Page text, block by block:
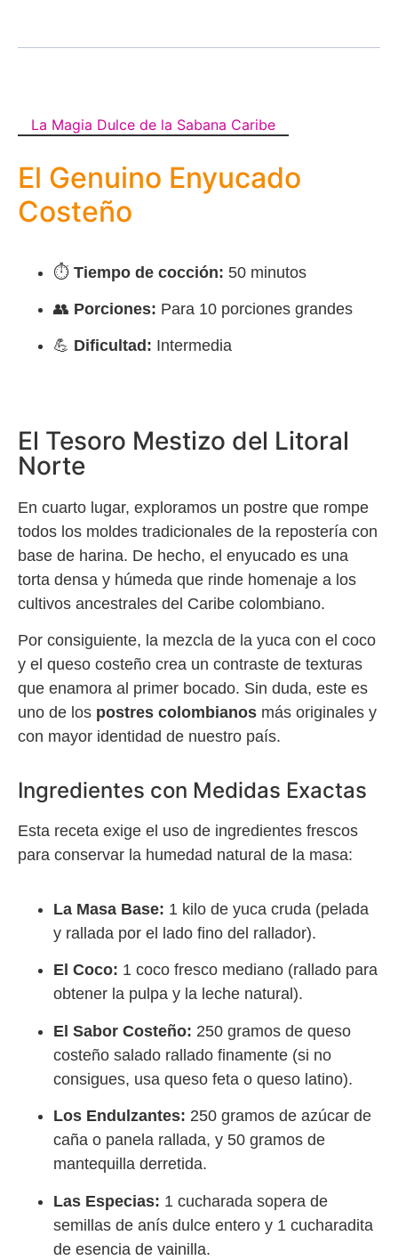
La Magia Dulce de la Sabana Caribe
El Genuino Enyucado
Costeño
⏱️ Tiempo de cocción: 50 minutos
👥 Porciones: Para 10 porciones grandes
💪 Dificultad: Intermedia
El Tesoro Mestizo del Litoral
Norte
En cuarto lugar, exploramos un postre que rompe
todos los moldes tradicionales de la repostería con
base de harina. De hecho, el enyucado es una
torta densa y húmeda que rinde homenaje a los
cultivos ancestrales del Caribe colombiano.
Por consiguiente, la mezcla de la yuca con el coco
y el queso costeño crea un contraste de texturas
que enamora al primer bocado. Sin duda, este es
uno de los postres colombianos más originales y
con mayor identidad de nuestro país.
Ingredientes con Medidas Exactas
Esta receta exige el uso de ingredientes frescos
para conservar la humedad natural de la masa:
La Masa Base: 1 kilo de yuca cruda (pelada
y rallada por el lado fino del rallador).
El Coco: 1 coco fresco mediano (rallado para
obtener la pulpa y la leche natural).
El Sabor Costeño: 250 gramos de queso
costeño salado rallado finamente (si no
consigues, usa queso feta o queso latino).
Los Endulzantes: 250 gramos de azúcar de
caña o panela rallada, y 50 gramos de
mantequilla derretida.
Las Especias: 1 cucharada sopera de
semillas de anís dulce entero y 1 cucharadita
de esencia de vainilla.